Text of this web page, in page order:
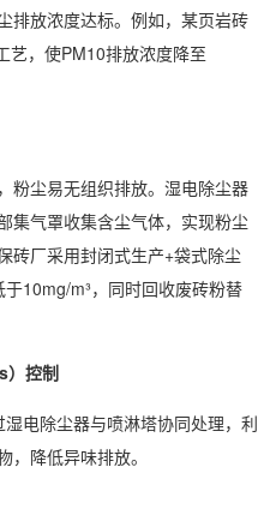
排放浓度达标。例如，某页岩砖
艺，使PM10排放浓度降至
粉尘易无组织排放。湿电除尘器
集气罩收集含尘气体，实现粉尘
砖厂采用封闭式生产+袋式除尘
10mg/m³，同时回收废砖粉替
）控制
电除尘器与喷淋塔协同处理，利
降低异味排放。